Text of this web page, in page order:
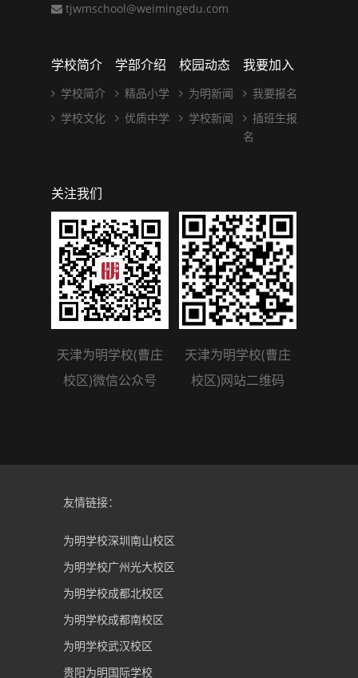
tjwmschool@weimingedu.com
学校简介
学校简介
学校文化
学部介绍
精品小学
优质中学
校园动态
为明新闻
学校新闻
我要加入
我要报名
插班生报
名
关注我们
天津为明学校(曹庄
校区)微信公众号
天津为明学校(曹庄
校区)网站二维码
友情链接：
为明学校深圳南山校区
为明学校广州光大校区
为明学校成都北校区
为明学校成都南校区
为明学校武汉校区
贵阳为明国际学校